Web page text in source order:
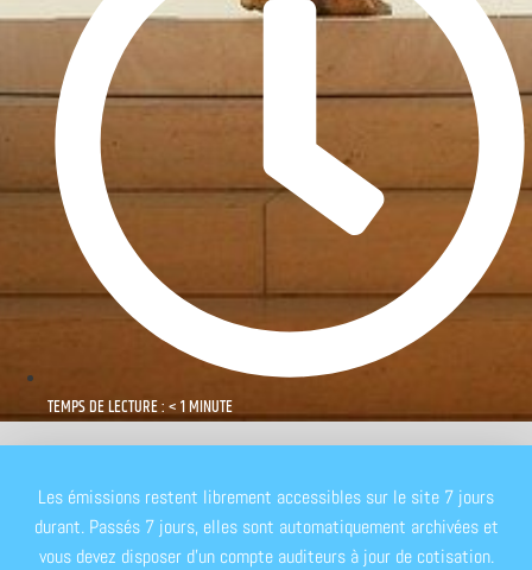
TEMPS DE LECTURE : < 1 MINUTE
Les émissions restent librement accessibles sur le site 7 jours
durant. Passés 7 jours, elles sont automatiquement archivées et
vous devez disposer d'un compte auditeurs à jour de cotisation.